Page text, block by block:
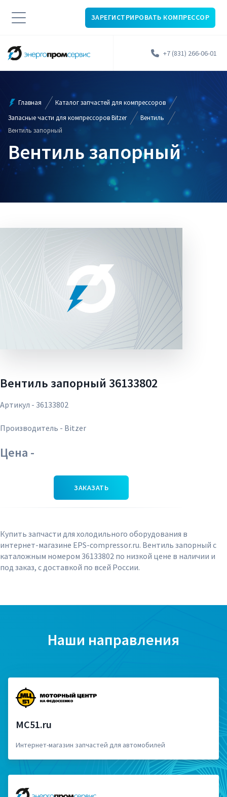
ЗАРЕГИСТРИРОВАТЬ КОМПРЕССОР
+7 (831) 266-06-01
Главная
Каталог запчастей для компрессоров
Запасные части для компрессоров Bitzer
Вентиль
Вентиль запорный
Вентиль запорный
Вентиль запорный 36133802
Артикул - 36133802
Производитель - Bitzer
Цена -
ЗАКАЗАТЬ
Купить запчасти для холодильного оборудования в
интернет-магазине EPS-compressor.ru. Вентиль запорный с
каталожным номером 36133802 по низкой цене в наличии и
под заказ, с доставкой по всей России.
Наши направления
MC51.ru
Интернет-магазин запчастей для автомобилей